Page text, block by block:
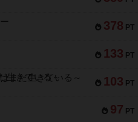
378 PT
133 PT
103 PT
まだ生きている～
97 PT